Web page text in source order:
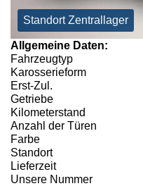
Standort Zentrallager
Allgemeine Daten:
Fahrzeugtyp
Karosserieform
Erst-Zul.
Getriebe
Kilometerstand
Anzahl der Türen
Farbe
Standort
Lieferzeit
Unsere Nummer